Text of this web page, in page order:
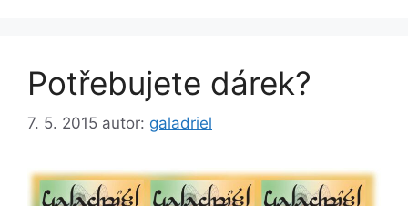
Potřebujete dárek?
7. 5. 2015 autor: galadriel